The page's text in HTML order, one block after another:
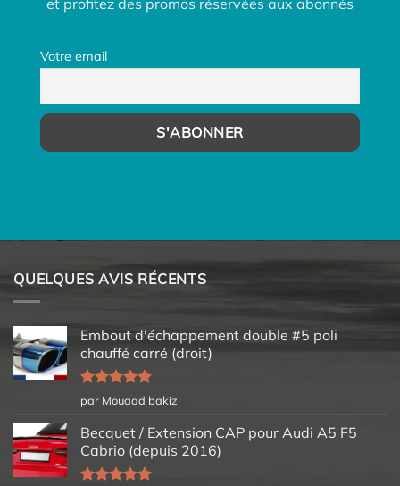
et profitez des promos réservées aux abonnés
Votre email
QUELQUES AVIS RÉCENTS
Embout d'échappement double #5 poli
chauffé carré (droit)
Note5sur
5
par Mouaad bakiz
Becquet / Extension CAP pour Audi A5 F5
Cabrio (depuis 2016)